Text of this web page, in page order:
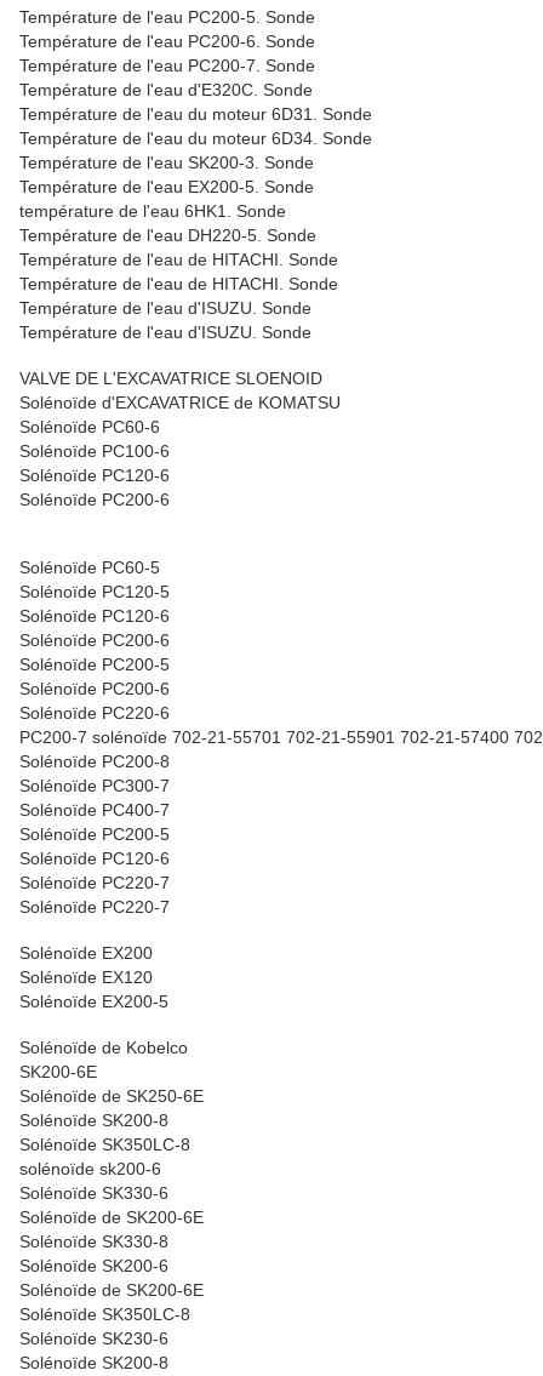
Température de l'eau PC200-5. Sonde
Température de l'eau PC200-6. Sonde
Température de l'eau PC200-7. Sonde
Température de l'eau d'E320C. Sonde
Température de l'eau du moteur 6D31. Sonde
Température de l'eau du moteur 6D34. Sonde
Température de l'eau SK200-3. Sonde
Température de l'eau EX200-5. Sonde
température de l'eau 6HK1. Sonde
Température de l'eau DH220-5. Sonde
Température de l'eau de HITACHI. Sonde
Température de l'eau de HITACHI. Sonde
Température de l'eau d'ISUZU. Sonde
Température de l'eau d'ISUZU. Sonde
VALVE DE L'EXCAVATRICE SLOENOID
Solénoïde d'EXCAVATRICE de KOMATSU
Solénoïde PC60-6
Solénoïde PC100-6
Solénoïde PC120-6
Solénoïde PC200-6
Solénoïde PC60-5
Solénoïde PC120-5
Solénoïde PC120-6
Solénoïde PC200-6
Solénoïde PC200-5
Solénoïde PC200-6
Solénoïde PC220-6
PC200-7 solénoïde 702-21-55701 702-21-55901 702-21-57400
Solénoïde PC200-8
Solénoïde PC300-7
Solénoïde PC400-7
Solénoïde PC200-5
Solénoïde PC120-6
Solénoïde PC220-7
Solénoïde PC220-7
Solénoïde EX200
Solénoïde EX120
Solénoïde EX200-5
Solénoïde de Kobelco
SK200-6E
Solénoïde de SK250-6E
Solénoïde SK200-8
Solénoïde SK350LC-8
solénoïde sk200-6
Solénoïde SK330-6
Solénoïde de SK200-6E
Solénoïde SK330-8
Solénoïde SK200-6
Solénoïde de SK200-6E
Solénoïde SK350LC-8
Solénoïde SK230-6
Solénoïde SK200-8